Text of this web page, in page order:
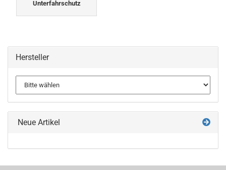
Unterfahrschutz
Hersteller
Neue Artikel